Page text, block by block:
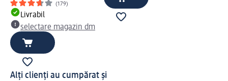
(179)
Livrabil
selectare magazin dm
Alți clienți au cumpărat și